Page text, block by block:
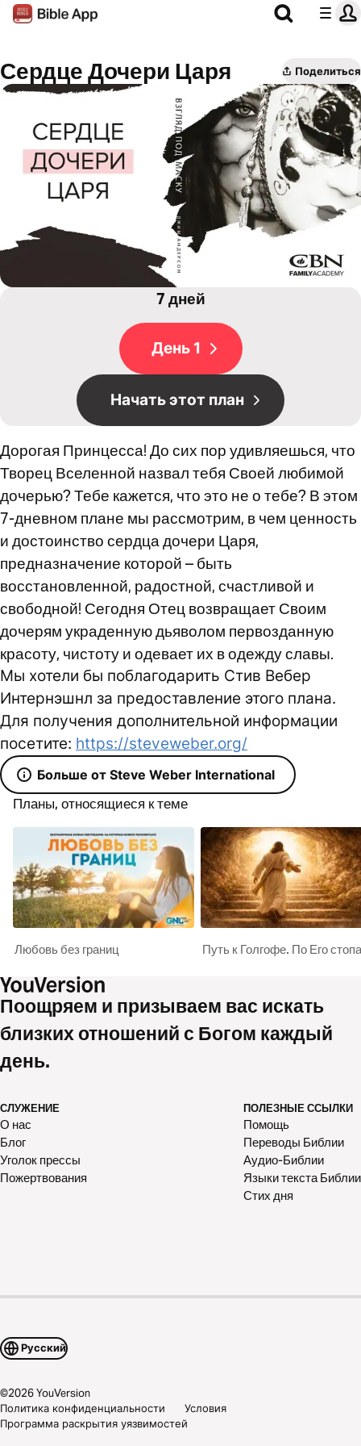
Сердце Дочери Царя Поделиться
7 дней
День 1
Начать этот план
Дорогая Принцесса! До сих пор удивляешься, что
Творец Вселенной назвал тебя Своей любимой
дочерью? Тебе кажется, что это не о тебе? В этом
7-дневном плане мы рассмотрим, в чем ценность
и достоинство сердца дочери Царя,
предназначение которой – быть
восстановленной, радостной, счастливой и
свободной! Сегодня Отец возвращает Своим
дочерям украденную дьяволом первозданную
красоту, чистоту и одевает их в одежду славы.
Мы хотели бы поблагодарить Стив Вебер
Интернэшнл за предоставление этого плана.
Для получения дополнительной информации
посетите: https://steveweber.org/
Больше от Steve Weber International
Планы, относящиеся к теме
Любовь без границ Путь к Голгофе. По Его
Поощряем и призываем вас искать
близких отношений с Богом каждый
день.
СЛУЖЕНИЕ
О нас
Блог
Уголок прессы
Пожертвования
ПОЛЕЗНЫЕ ССЫЛКИ
Помощь
Переводы Библии
Аудио-Библии
Языки текста Библии
Стих дня
Русский
©2026YouVersion
Политика конфиденциальности
Условия
Программа раскрытия уязвимостей